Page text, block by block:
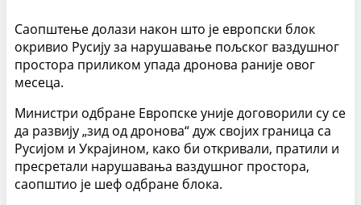
Саопштење долази након што је европски блок
окривио Русију за нарушавање пољског ваздушног
простора приликом упада дронова раније овог
месеца.
Министри одбране Европске уније договорили су се
да развију „зид од дронова“ дуж својих граница са
Русијом и Украјином, како би откривали, пратили и
пресретали нарушавања ваздушног простора,
саопштио је шеф одбране блока.